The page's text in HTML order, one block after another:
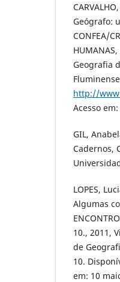
Geógrafo:
CONFEA/
Geografia
http://
Acesso
GIL,
Cadernos,
LOPES,
Algumas
10., 2011,
de
10.
em: 10